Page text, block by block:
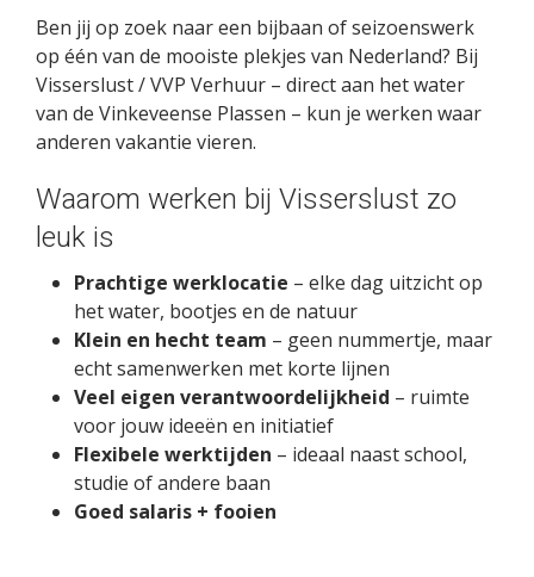
Ben jij op zoek naar een bijbaan of seizoenswerk
op één van de mooiste plekjes van Nederland? Bij
Visserslust / VVP Verhuur – direct aan het water
van de Vinkeveense Plassen – kun je werken waar
anderen vakantie vieren.
Waarom werken bij Visserslust zo
leuk is
Prachtige werklocatie – elke dag uitzicht op
het water, bootjes en de natuur
Klein en hecht team – geen nummertje, maar
echt samenwerken met korte lijnen
Veel eigen verantwoordelijkheid – ruimte
voor jouw ideeën en initiatief
Flexibele werktijden – ideaal naast school,
studie of andere baan
Goed salaris + fooien